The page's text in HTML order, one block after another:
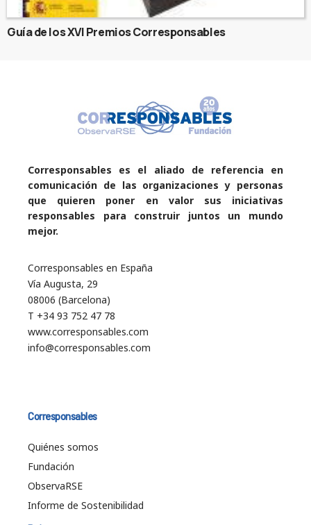
Guía de los XVI Premios Corresponsables
Corresponsables es el aliado de referencia en
comunicación de las organizaciones y personas
que quieren poner en valor sus iniciativas
responsables para construir juntos un mundo
mejor.
Corresponsables en España
Vía Augusta, 29
08006 (Barcelona)
T +34 93 752 47 78
www.corresponsables.com
info@corresponsables.com
Corresponsables
Quiénes somos
Fundación
ObservaRSE
Informe de Sostenibilidad